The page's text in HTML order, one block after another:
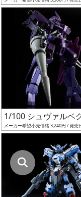
1/100 シュヴァルベ
メーカー希望小売価格 3,240円 / 発売